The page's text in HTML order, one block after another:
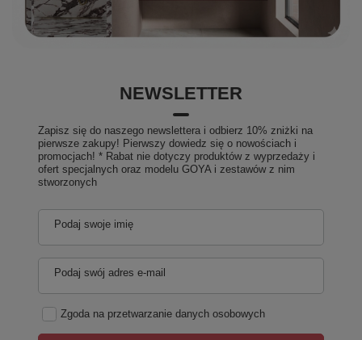
NEWSLETTER
Zapisz się do naszego newslettera i odbierz 10% zniżki na
pierwsze zakupy! Pierwszy dowiedz się o nowościach i
promocjach! * Rabat nie dotyczy produktów z wyprzedaży i
ofert specjalnych oraz modelu GOYA i zestawów z nim
stworzonych
Podaj swoje imię
Podaj swój adres e-mail
Zgoda na przetwarzanie danych osobowych